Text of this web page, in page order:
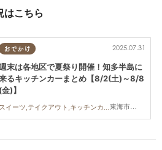
こちら
おでかけ
東海市,大府市,知多市,阿久比町,半田市,常滑市,武豊町,美浜町,南知多町
2025.07.31
末は各地区で夏祭り開催！知多半島に
るキッチンカーまとめ【8/2(土)～8/8
(金)】